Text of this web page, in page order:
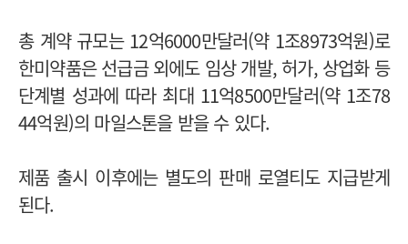
총 계약 규모는 12억6000만달러(약 1조8973억원)로
한미약품은 선급금 외에도 임상 개발, 허가, 상업화 등
단계별 성과에 따라 최대 11억8500만달러(약 1조78
44억원)의 마일스톤을 받을 수 있다.
제품 출시 이후에는 별도의 판매 로열티도 지급받게
된다.